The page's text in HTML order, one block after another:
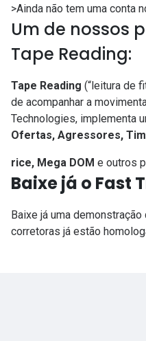
>Ainda não tem uma conta
Um de nossos
Tape Reading:
Tape Reading (“leitura de
de acompanhar a
Technologies, implementa
Ofertas, Agressores,
rice, Mega DOM e outros
Baixe já o Fast
Baixe já uma
corretoras já estão